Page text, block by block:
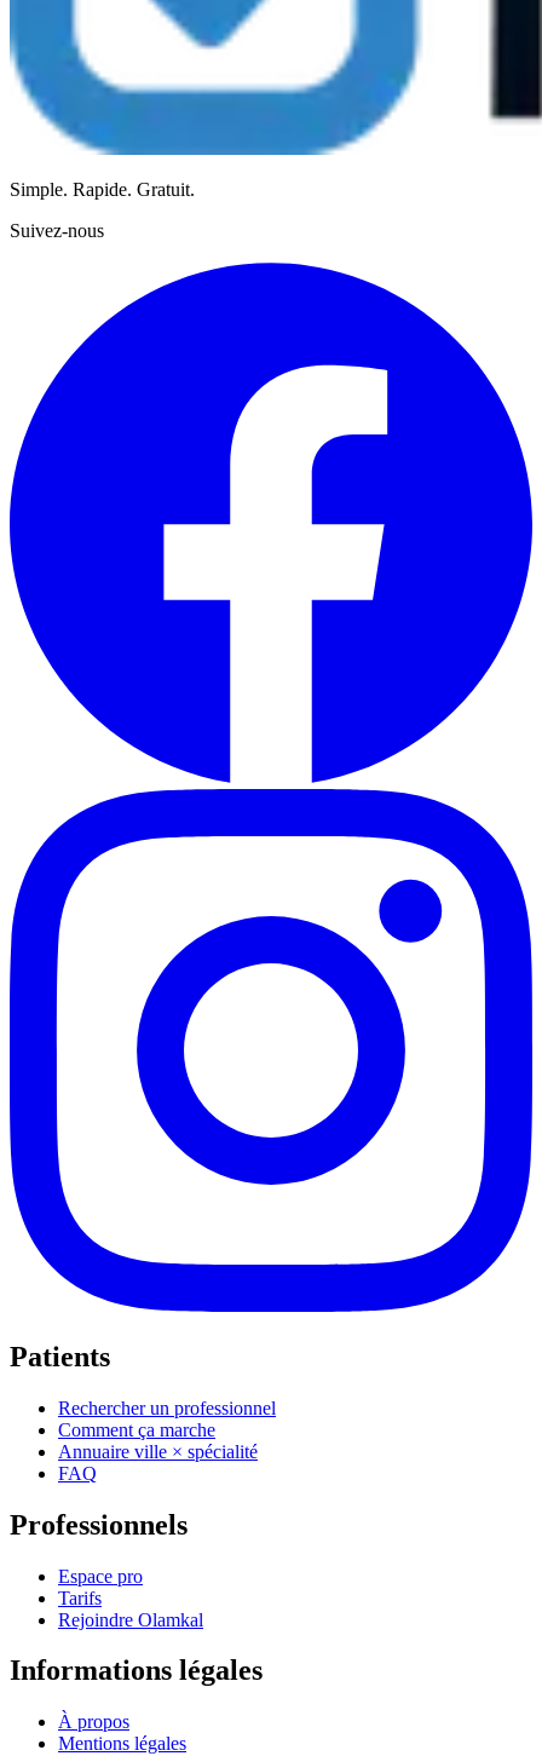
Simple. Rapide. Gratuit.
Suivez-nous
Patients
Rechercher un professionnel
Comment ça marche
Annuaire ville × spécialité
FAQ
Professionnels
Espace pro
Tarifs
Rejoindre Olamkal
Informations légales
À propos
Mentions légales